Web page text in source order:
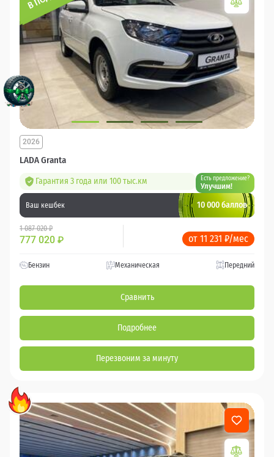
LADA Granta
2026
Гарантия 3 года или 100 тыс.км Есть предложение?
Улучшим!
Ваш кешбек 10 000 баллов
1 087 020 ₽
777 020 ₽ от 11 231 ₽/мес
Бензин Механическая Передний
Сравнить
Подробнее
Перезвоним за минуту